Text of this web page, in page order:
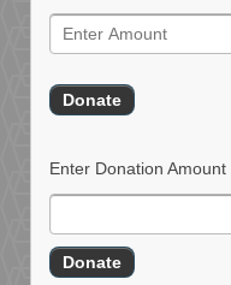
Enter Donation Amount